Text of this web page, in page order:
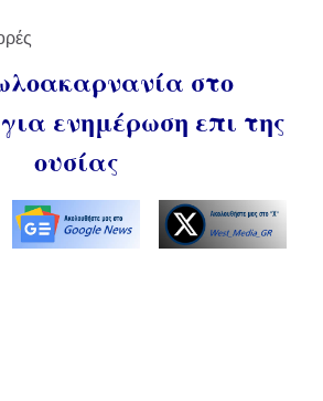
στο
ενημέρωση επι της
ουσίας